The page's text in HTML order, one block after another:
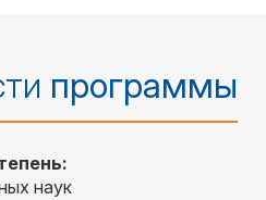
программы
наук